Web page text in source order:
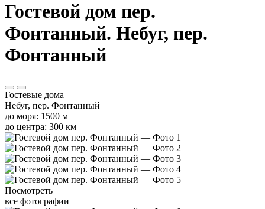
Гостевой дом пер.
Фонтанный. Небуг, пер.
Фонтанный
Гостевые дома
Небуг, пер. Фонтанный
до моря: 1500 м
до центра: 300 км
Посмотреть
все фотографии